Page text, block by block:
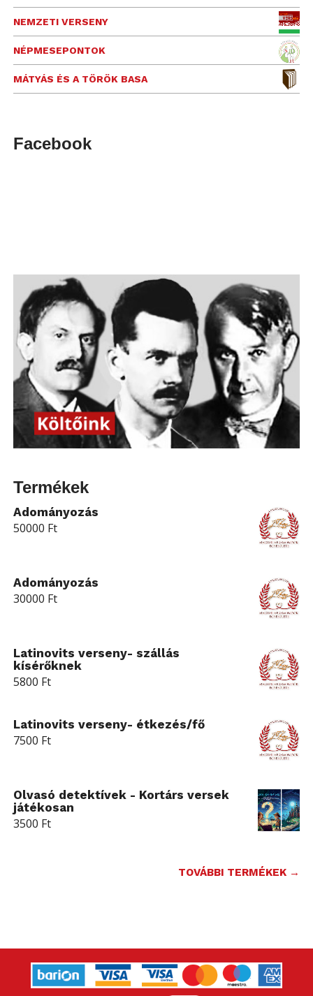
NEMZETI VERSENY
NÉPMESEPONTOK
MÁTYÁS ÉS A TÖRÖK BASA
Facebook
Termékek
Adományozás
50000 Ft
Adományozás
30000 Ft
Latinovits verseny- szállás
kísérőknek
5800 Ft
Latinovits verseny- étkezés/fő
7500 Ft
Olvasó detektívek - Kortárs versek
játékosan
3500 Ft
TOVÁBBI TERMÉKEK →